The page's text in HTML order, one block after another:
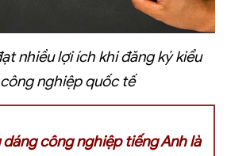
nhiều lợi ích khi đăng ký kiểu
nghiệp quốc tế
dáng công nghiệp tiếng Anh là